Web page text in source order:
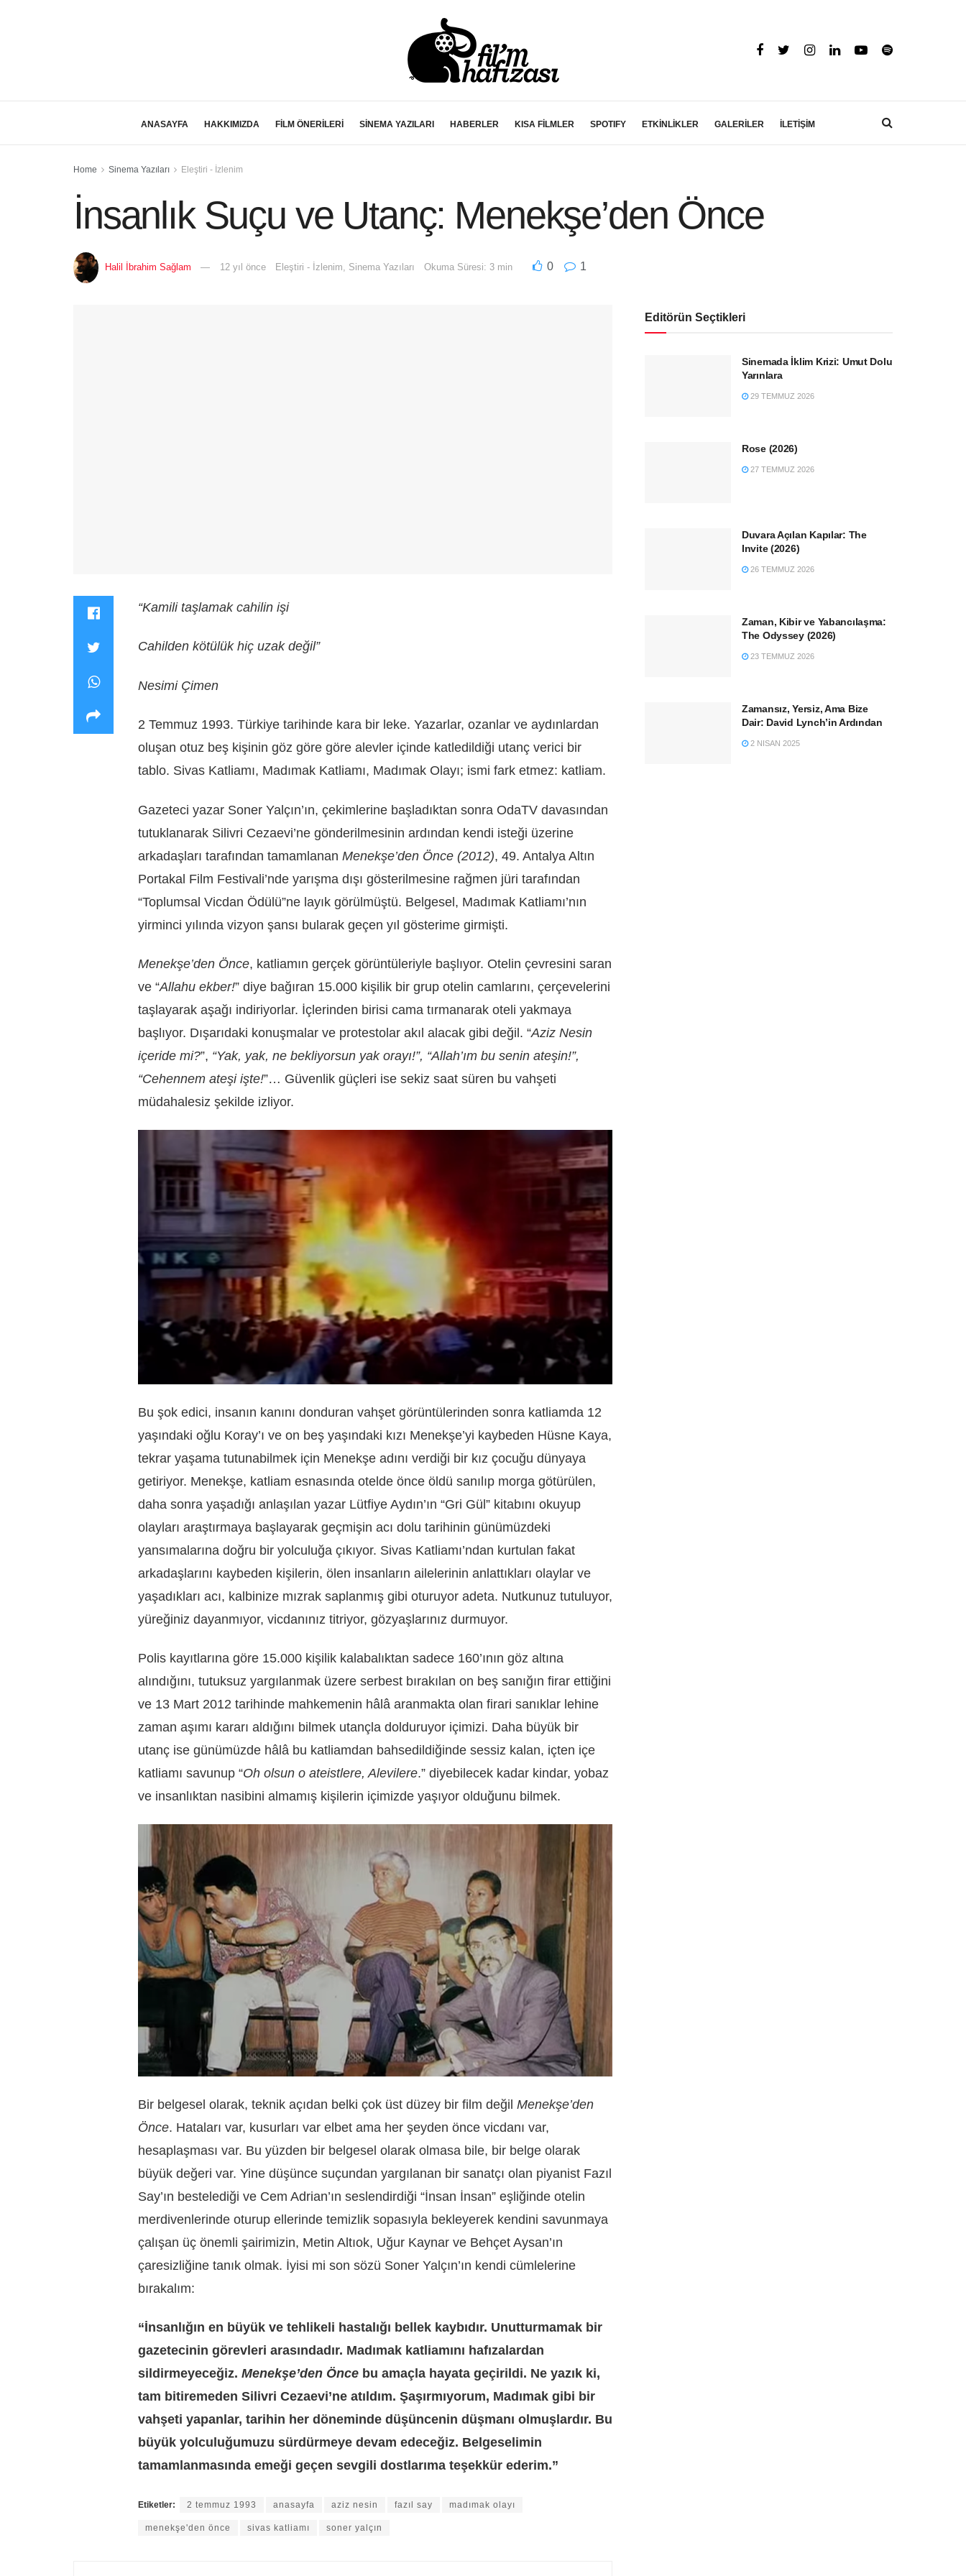
ANASAYFA HAKKIMIZDA FİLM ÖNERİLERİ SİNEMA YAZILARI HABERLER KISA FİLMLER SPOTIFY ETKİNLİKLER GALERİLER İLETİŞİM
Home Sinema Yazıları Eleştiri - İzlenim
İnsanlık Suçu ve Utanç: Menekşe’den Önce
Halil İbrahim Sağlam 12 yıl önce Eleştiri - İzlenim Sinema Yazıları Okuma Süresi: 3 min 0 1
“Kamili taşlamak cahilin işi
Cahilden kötülük hiç uzak değil”
Nesimi Çimen
2 Temmuz 1993. Türkiye tarihinde kara bir leke. Yazarlar, ozanlar ve aydınlardan
oluşan otuz beş kişinin göz göre göre alevler içinde katledildiği utanç verici bir
tablo. Sivas Katliamı, Madımak Katliamı, Madımak Olayı; ismi fark etmez: katliam.
Gazeteci yazar Soner Yalçın’ın, çekimlerine başladıktan sonra OdaTV davasından
tutuklanarak Silivri Cezaevi’ne gönderilmesinin ardından kendi isteği üzerine
arkadaşları tarafından tamamlanan Menekşe’den Önce (2012), 49. Antalya Altın
Portakal Film Festivali’nde yarışma dışı gösterilmesine rağmen jüri tarafından
“Toplumsal Vicdan Ödülü”ne layık görülmüştü. Belgesel, Madımak Katliamı’nın
yirminci yılında vizyon şansı bularak geçen yıl gösterime girmişti.
Menekşe’den Önce, katliamın gerçek görüntüleriyle başlıyor. Otelin çevresini saran
ve “Allahu ekber!” diye bağıran 15.000 kişilik bir grup otelin camlarını, çerçevelerini
taşlayarak aşağı indiriyorlar. İçlerinden birisi cama tırmanarak oteli yakmaya
başlıyor. Dışarıdaki konuşmalar ve protestolar akıl alacak gibi değil. “Aziz Nesin
içeride mi?”, “Yak, yak, ne bekliyorsun yak orayı!”, “Allah’ım bu senin ateşin!”,
“Cehennem ateşi işte!”… Güvenlik güçleri ise sekiz saat süren bu vahşeti
müdahalesiz şekilde izliyor.
Bu şok edici, insanın kanını donduran vahşet görüntülerinden sonra katliamda 12
yaşındaki oğlu Koray’ı ve on beş yaşındaki kızı Menekşe’yi kaybeden Hüsne Kaya,
tekrar yaşama tutunabilmek için Menekşe adını verdiği bir kız çocuğu dünyaya
getiriyor. Menekşe, katliam esnasında otelde önce öldü sanılıp morga götürülen,
daha sonra yaşadığı anlaşılan yazar Lütfiye Aydın’ın “Gri Gül” kitabını okuyup
olayları araştırmaya başlayarak geçmişin acı dolu tarihinin günümüzdeki
yansımalarına doğru bir yolculuğa çıkıyor. Sivas Katliamı’ndan kurtulan fakat
arkadaşlarını kaybeden kişilerin, ölen insanların ailelerinin anlattıkları olaylar ve
yaşadıkları acı, kalbinize mızrak saplanmış gibi oturuyor adeta. Nutkunuz tutuluyor,
yüreğiniz dayanmıyor, vicdanınız titriyor, gözyaşlarınız durmuyor.
Polis kayıtlarına göre 15.000 kişilik kalabalıktan sadece 160’ının göz altına
alındığını, tutuksuz yargılanmak üzere serbest bırakılan on beş sanığın firar ettiğini
ve 13 Mart 2012 tarihinde mahkemenin hâlâ aranmakta olan firari sanıklar lehine
zaman aşımı kararı aldığını bilmek utançla dolduruyor içimizi. Daha büyük bir
utanç ise günümüzde hâlâ bu katliamdan bahsedildiğinde sessiz kalan, içten içe
katliamı savunup “Oh olsun o ateistlere, Alevilere.” diyebilecek kadar kindar, yobaz
ve insanlıktan nasibini almamış kişilerin içimizde yaşıyor olduğunu bilmek.
Bir belgesel olarak, teknik açıdan belki çok üst düzey bir film değil Menekşe’den
Önce. Hataları var, kusurları var elbet ama her şeyden önce vicdanı var,
hesaplaşması var. Bu yüzden bir belgesel olarak olmasa bile, bir belge olarak
büyük değeri var. Yine düşünce suçundan yargılanan bir sanatçı olan piyanist Fazıl
Say’ın bestelediği ve Cem Adrian’ın seslendirdiği “İnsan İnsan” eşliğinde otelin
merdivenlerinde oturup ellerinde temizlik sopasıyla bekleyerek kendini savunmaya
çalışan üç önemli şairimizin, Metin Altıok, Uğur Kaynar ve Behçet Aysan’ın
çaresizliğine tanık olmak. İyisi mi son sözü Soner Yalçın’ın kendi cümlelerine
bırakalım:
“İnsanlığın en büyük ve tehlikeli hastalığı bellek kaybıdır. Unutturmamak bir
gazetecinin görevleri arasındadır. Madımak katliamını hafızalardan
sildirmeyeceğiz. Menekşe’den Önce bu amaçla hayata geçirildi. Ne yazık ki,
tam bitiremeden Silivri Cezaevi’ne atıldım. Şaşırmıyorum, Madımak gibi bir
vahşeti yapanlar, tarihin her döneminde düşüncenin düşmanı olmuşlardır. Bu
büyük yolculuğumuzu sürdürmeye devam edeceğiz. Belgeselimin
tamamlanmasında emeği geçen sevgili dostlarıma teşekkür ederim.”
Etiketler: 2 temmuz 1993 anasayfa aziz nesin fazıl say madımak olayı
menekşe'den önce sivas katliamı soner yalçın
Editörün Seçtikleri
Sinemada İklim Krizi: Umut Dolu
Yarınlara
29 TEMMUZ 2026
Rose (2026)
27 TEMMUZ 2026
Duvara Açılan Kapılar: The
Invite (2026)
26 TEMMUZ 2026
Zaman, Kibir ve Yabancılaşma:
The Odyssey (2026)
23 TEMMUZ 2026
Zamansız, Yersiz, Ama Bize
Dair: David Lynch’in Ardından
2 NISAN 2025